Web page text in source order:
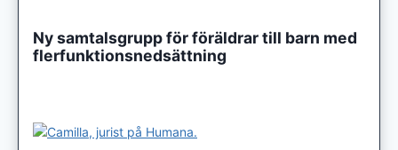
Ny samtalsgrupp för föräldrar till barn med
flerfunktionsnedsättning